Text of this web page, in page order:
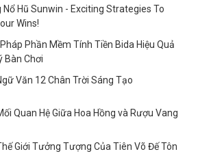
Nổ Hũ Sunwin - Exciting Strategies To
Wins!
Phần Mềm Tính Tiền Bida Hiệu Quả
Bàn Chơi
Văn 12 Chân Trời Sáng Tạo
Quan Hệ Giữa Hoa Hồng và Rượu Vang
Giới Tưởng Tượng Của Tiên Võ Đế Tôn